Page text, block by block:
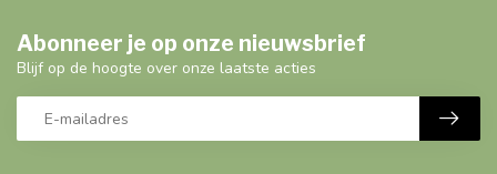
Abonneer je op onze nieuwsbrief
Blijf op de hoogte over onze laatste acties